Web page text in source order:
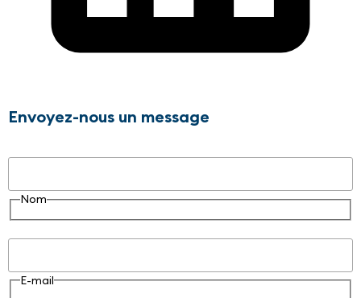
Envoyez-nous un message
Nom
E-mail